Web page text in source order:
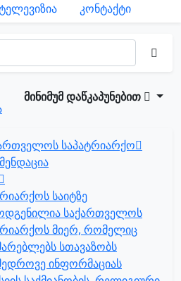
კონტაქტი
მინიმუმ დაწკაპუნებით
საპატრიარქო
საიტზე
საქართველოს
მიერ, რომელიც
სთავაზობს
ინფორმაციას